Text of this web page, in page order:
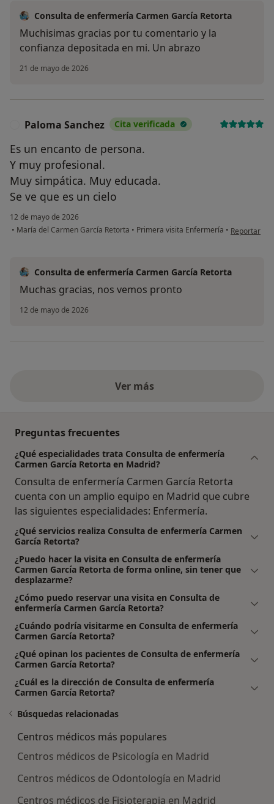
Consulta de enfermería Carmen García Retorta
Muchisimas gracias por tu comentario y la
confianza depositada en mi. Un abrazo
21 de mayo de 2026
Paloma Sanchez Cita verificada
Es un encanto de persona.
Y muy profesional.
Muy simpática. Muy educada.
Se ve que es un cielo
12 de mayo de 2026
• María del Carmen García Retorta • Primera visita Enfermería • en opinión
Reportar
Consulta de enfermería Carmen García Retorta
Muchas gracias, nos vemos pronto
12 de mayo de 2026
Ver más
Preguntas frecuentes
¿Qué especialidades trata Consulta de enfermería
Carmen García Retorta en Madrid?
Consulta de enfermería Carmen García Retorta
cuenta con un amplio equipo en Madrid que cubre
las siguientes especialidades: Enfermería.
¿Qué servicios realiza Consulta de enfermería Carmen
García Retorta?
¿Puedo hacer la visita en Consulta de enfermería
Carmen García Retorta de forma online, sin tener que
desplazarme?
¿Cómo puedo reservar una visita en Consulta de
enfermería Carmen García Retorta?
¿Cuándo podría visitarme en Consulta de enfermería
Carmen García Retorta?
¿Qué opinan los pacientes de Consulta de enfermería
Carmen García Retorta?
¿Cuál es la dirección de Consulta de enfermería
Carmen García Retorta?
Búsquedas relacionadas
Centros médicos más populares
Centros médicos de Psicología en Madrid
Centros médicos de Odontología en Madrid
Centros médicos de Fisioterapia en Madrid